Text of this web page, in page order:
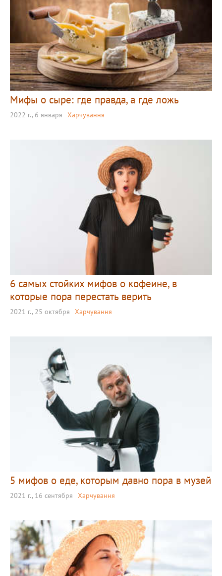
Мифы о сыре: где правда, а где ложь
2022 г., 6 января Харчування
6 самых стойких мифов о кофеине, в
которые пора перестать верить
2021 г., 25 октября Харчування
5 мифов о еде, которым давно пора в музей
2021 г., 16 сентября Харчування